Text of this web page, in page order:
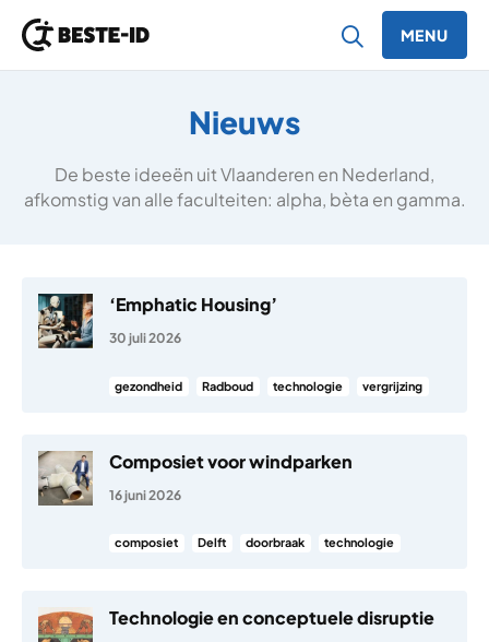
MENU
Nieuws
De beste ideeën uit Vlaanderen en Nederland,
afkomstig van alle faculteiten: alpha, bèta en gamma.
‘Emphatic Housing’
30 juli 2026
gezondheid Radboud technologie vergrijzing
Composiet voor windparken
16 juni 2026
composiet Delft doorbraak technologie
Technologie en conceptuele disruptie